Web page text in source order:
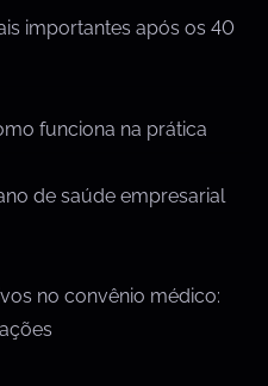
importantes após os 40
funciona na prática
de saúde empresarial
no convênio médico: